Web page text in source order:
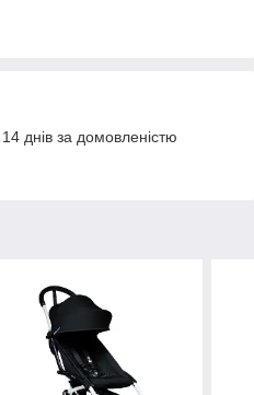
днів за домовленістю